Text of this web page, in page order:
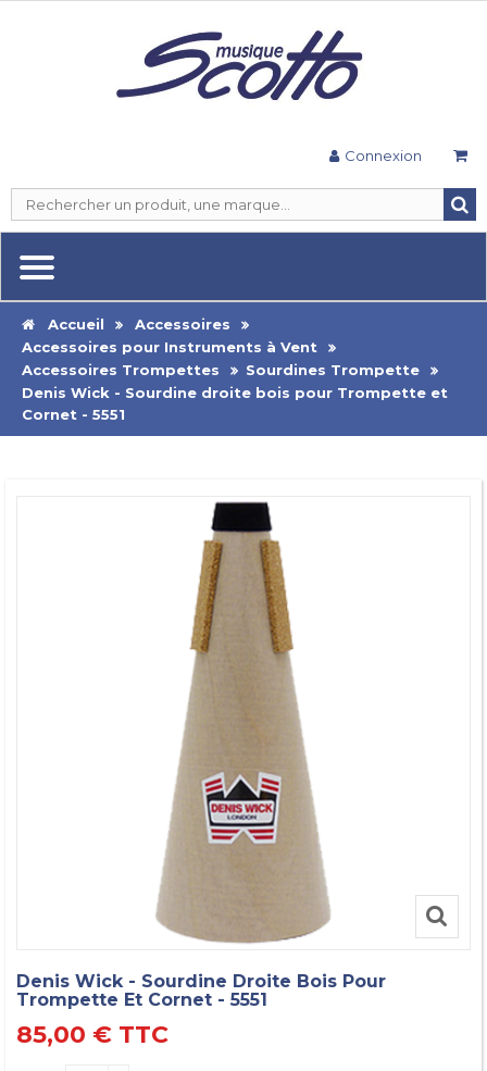
Connexion
Accueil
Accessoires
Accessoires pour Instruments à Vent
Accessoires Trompettes
Sourdines Trompette
Denis Wick - Sourdine droite bois pour Trompette et
Cornet - 5551
Denis Wick - Sourdine Droite Bois Pour
Trompette Et Cornet - 5551
85,00 € TTC